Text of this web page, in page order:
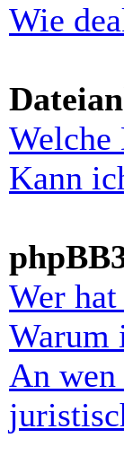
Wie
Welche
Kann
Wer
Warum
An wen